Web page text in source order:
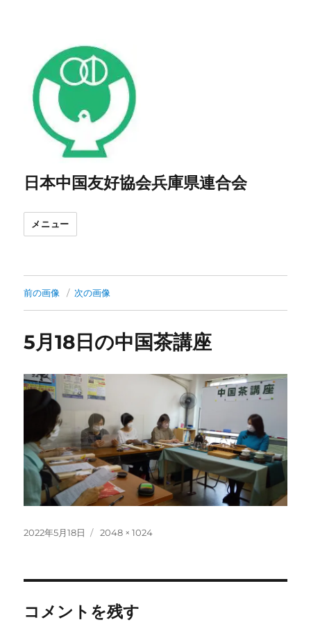
日本中国友好協会兵庫県連合会
メニュー
前の画像 次の画像
5月18日の中国茶講座
投
2022年5月18日
フ
2048 × 1024
コメントを残す